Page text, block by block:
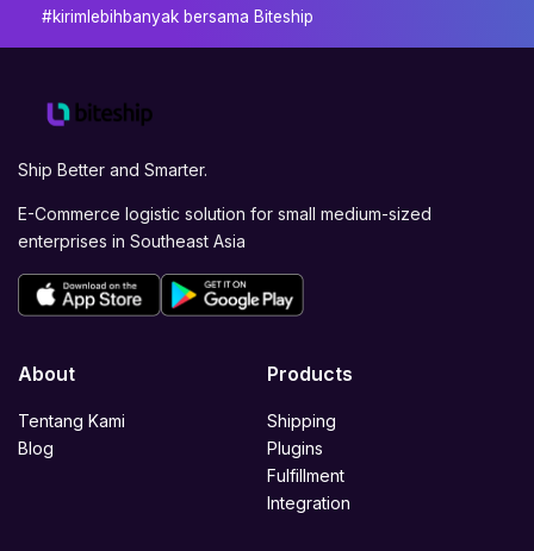
#kirimlebihbanyak bersama Biteship
Ship Better and Smarter.
E-Commerce logistic solution for small medium-sized
enterprises in Southeast Asia
About
Tentang Kami
Blog
Products
Shipping
Plugins
Fulfillment
Integration